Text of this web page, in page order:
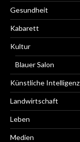
Gesundheit
Kabarett
Kultur
Blauer Salon
Künstliche Intelligenz
Landwirtschaft
Leben
Medien